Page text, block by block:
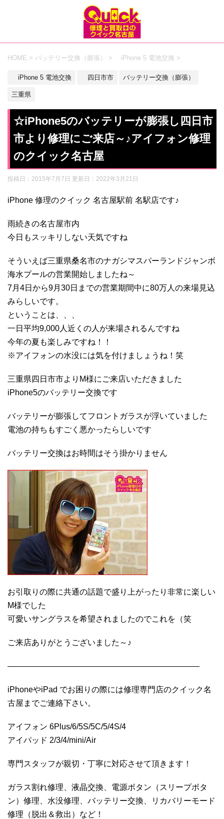
HOME > バッテリー交換（膨張） > iPhone 5 電池交換 >
iPhone 5 電池交換 四日市市 バッテリー交換（膨張）
三重県
☆iPhone5のバッテリーが膨張し四日市
市より修理にご来店～♪アイフォン修理
のクイック名古屋
投稿日：2015年7月7日 更新日： 2022年3月21日
iPhone 修理のクイック 名古屋駅前 名駅店です♪
雨続きの名古屋市内
今日もスッキリしない天気ですね
そういえば三重県桑名市のナガシマスパーランドジャンボ
海水プールの営業開始しましたね～
7月4日から9月30日までの営業期間中に80万人の来場見込
みらしいです。
ということは、、、
一日平均9,000人近くの人が来場されるんですね
今年の夏も楽しみですね！！
※アイフォンの水没には気を付けましょうね！笑
三重県四日市市よりM様にご来店いただきました
iPhone5のバッテリー交換です
バッテリーが膨張してフロントガラスが浮いていました
電池の持ちもすごく悪かったらしいです
バッテリー交換はお時間はそう掛かりません
お引取りの際に共通の話題で盛り上がったり非常に楽しい
M様でした
可愛いサングラスを希望されましたのでこれを（笑
ご来店ありがとうございました～♪
————————————————————————
iPhoneやiPad でお困りの際には修理専門店のクイック名
古屋までご連絡下さい。
アイフォン 6Plus/6/5S/5C/5/4S/4
アイパッド 2/3/4/mini/Air
専門スタッフが親切・丁寧に対応させて頂きます！
ガラス割れ修理、液晶交換、電源ボタン（スリープボタ
ン）修理、水没修理、バッテリー交換、リカバリーモード
修理（脱出＆救出）など！